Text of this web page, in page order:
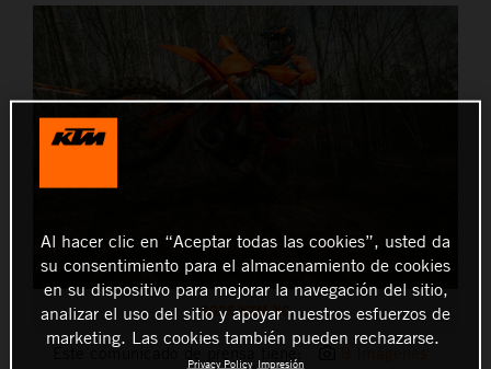
2025 KTM XC
Este comunicado de prensa tiene:
Al hacer clic en “Aceptar todas las cookies”, usted da
su consentimiento para el almacenamiento de cookies
en su dispositivo para mejorar la navegación del sitio,
analizar el uso del sitio y apoyar nuestros esfuerzos de
marketing. Las cookies también pueden rechazarse.
Privacy Policy Impresión